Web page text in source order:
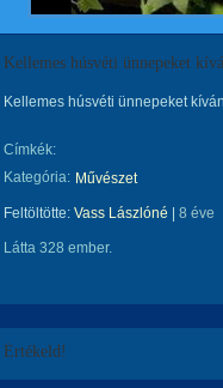
Kellemes húsvéti ünnepeket
Kellemes húsvéti ünnepeket
Címkék:
Kategória: Művészet
Feltöltötte: Vass Lászlóné 8 éve
Látta 328 ember.
Értékeld!